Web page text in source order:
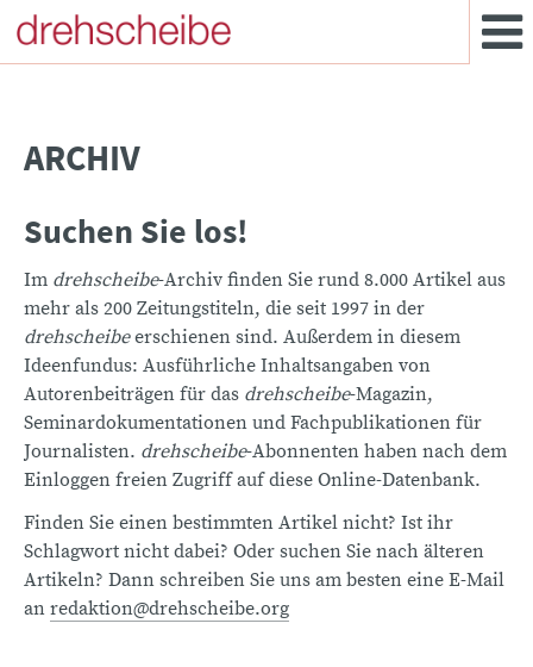
ARCHIV
Suchen Sie los!
Im drehscheibe-Archiv finden Sie rund 8.000 Artikel aus
mehr als 200 Zeitungstiteln, die seit 1997 in der
drehscheibeerschienen sind. Außerdem in diesem
Ideenfundus: Ausführliche Inhaltsangaben von
Autorenbeiträgen für das drehscheibe-Magazin,
Seminardokumentationen und Fachpublikationen für
Journalisten. drehscheibe-Abonnenten haben nach dem
Einloggen freien Zugriff auf diese Online-Datenbank.
Finden Sie einen bestimmten Artikel nicht? Ist ihr
Schlagwort nicht dabei? Oder suchen Sie nach älteren
Artikeln? Dann schreiben Sie uns am besten eine E-Mail
an redaktion@drehscheibe.org